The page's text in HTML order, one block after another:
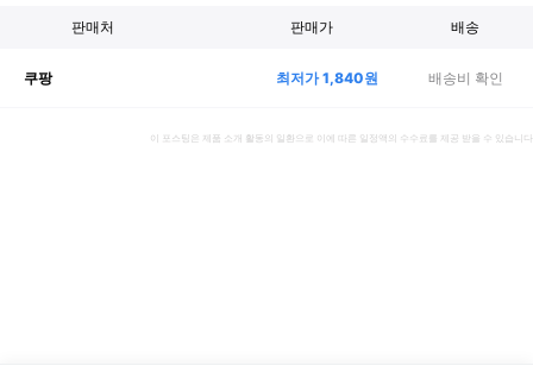
판매처 판매가 배송
쿠팡 최저가1,840원 배송비 확인
이 포스팅은 제품 소개 활동의 일환으로 이에 따른 일정액의 수수료를 제공 받을 수 있습니다